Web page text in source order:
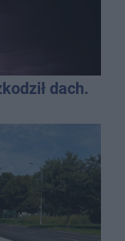
dach.